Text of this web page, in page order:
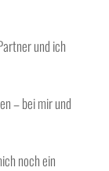
und ich
– bei mir und
noch ein